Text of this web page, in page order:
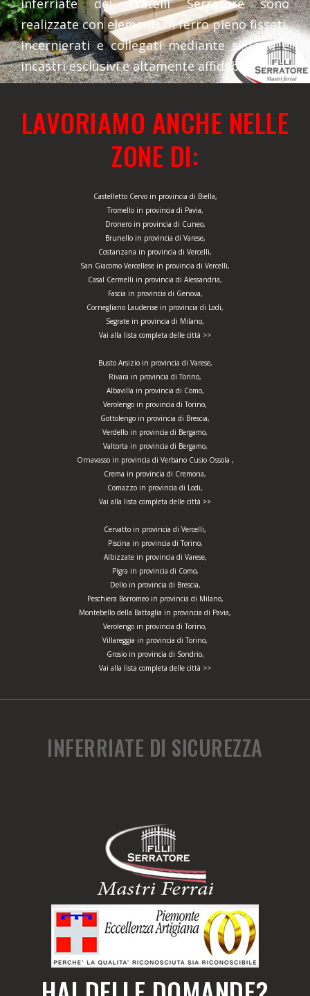
inferriate dei Fratelli Serratore sono
realizzate con elementi in ferro pieno fissati,
incernierati e collegati mediante sistemi e
incastri esclusivi e altamente affidabili.
LAVORIAMO ANCHE NELLE
ZONE DI:
Castelletto Cervo in provincia di Biella,
Tromello in provincia di Pavia,
Dronero in provincia di Cuneo,
Brunello in provincia di Varese,
Costanzana in provincia di Vercelli,
San Giacomo Vercellese in provincia di Vercelli,
Casal Cermelli in provincia di Alessandria,
Fascia in provincia di Genova,
Cornegliano Laudense in provincia di Lodi,
Segrate in provincia di Milano,
Vai alla lista completa delle città >>
Busto Arsizio in provincia di Varese,
Rivara in provincia di Torino,
Albavilla in provincia di Como,
Verolengo in provincia di Torino,
Gottolengo in provincia di Brescia,
Verdello in provincia di Bergamo,
Valtorta in provincia di Bergamo,
Ornavasso in provincia di Verbano Cusio Ossola ,
Crema in provincia di Cremona,
Comazzo in provincia di Lodi,
Vai alla lista completa delle città >>
Cervatto in provincia di Vercelli,
Piscina in provincia di Torino,
Albizzate in provincia di Varese,
Pigra in provincia di Como,
Dello in provincia di Brescia,
Peschiera Borromeo in provincia di Milano,
Montebello della Battaglia in provincia di Pavia,
Verolengo in provincia di Torino,
Villareggia in provincia di Torino,
Grosio in provincia di Sondrio,
Vai alla lista completa delle città >>
INFERRIATE DI SICUREZZA